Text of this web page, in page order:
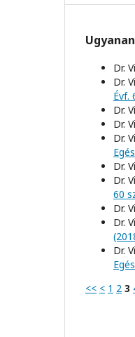
Dr.
Dr.
Évf.
Dr.
Dr.
Dr.
Dr.
Dr.
60
Dr.
Dr.
Dr.
<< < 1 2 3